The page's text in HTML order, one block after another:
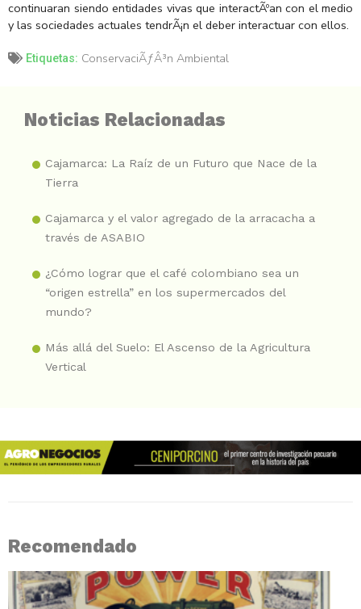
continuaran siendo entidades vivas que interactÃºan con el medio
y las sociedades actuales tendrÃ¡n el deber interactuar con ellos.
Etiquetas: ConservaciÃƒÂ³n Ambiental
Noticias Relacionadas
Cajamarca: La Raíz de un Futuro que Nace de la
Tierra
Cajamarca y el valor agregado de la arracacha a
través de ASABIO
¿Cómo lograr que el café colombiano sea un
“origen estrella” en los supermercados del
mundo?
Más allá del Suelo: El Ascenso de la Agricultura
Vertical
Recomendado